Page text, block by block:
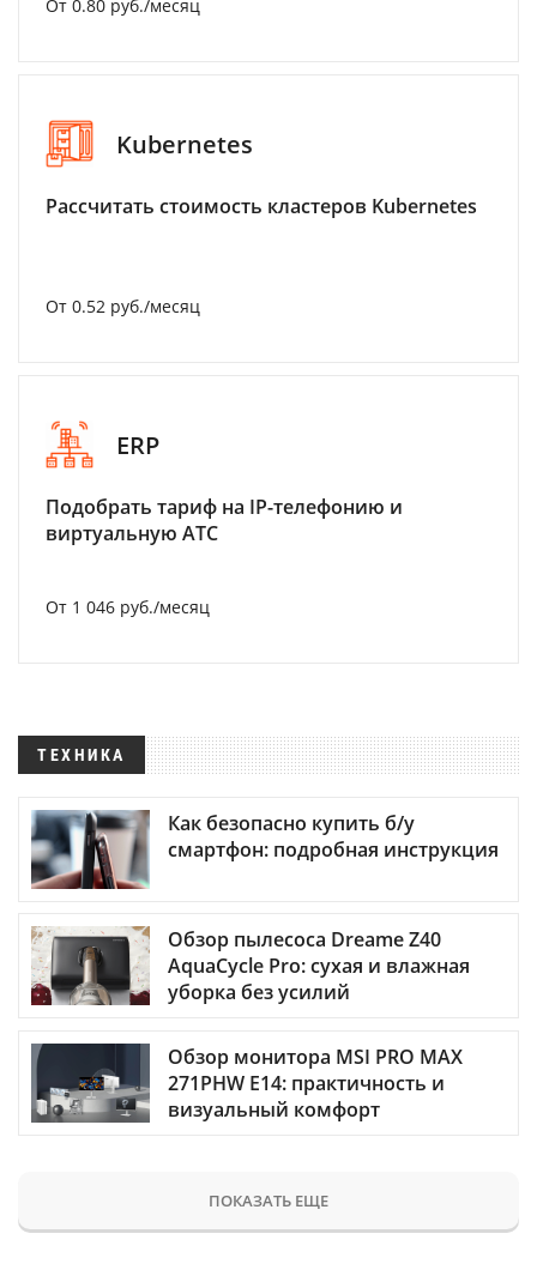
От 0.80 руб./месяц
Kubernetes
Рассчитать стоимость кластеров Kubernetes
От 0.52 руб./месяц
ERP
Подобрать тариф на IP-телефонию и
виртуальную АТС
От 1 046 руб./месяц
ТЕХНИКА
Как безопасно купить б/у
смартфон: подробная инструкция
Обзор пылесоса Dreame Z40
AquaCycle Pro: сухая и влажная
уборка без усилий
Обзор монитора MSI PRO MAX
271PHW E14: практичность и
визуальный комфорт
ПОКАЗАТЬ ЕЩЕ